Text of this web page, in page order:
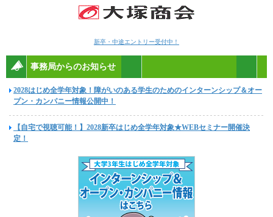
新卒・中途エントリー受付中！
事務局からのお知らせ
2028はじめ全学年対象！障がいのある学生のためのインターンシップ＆オー
プン・カンパニー情報公開中！
【自宅で視聴可能！】2028新卒はじめ全学年対象★WEBセミナー開催決
定！